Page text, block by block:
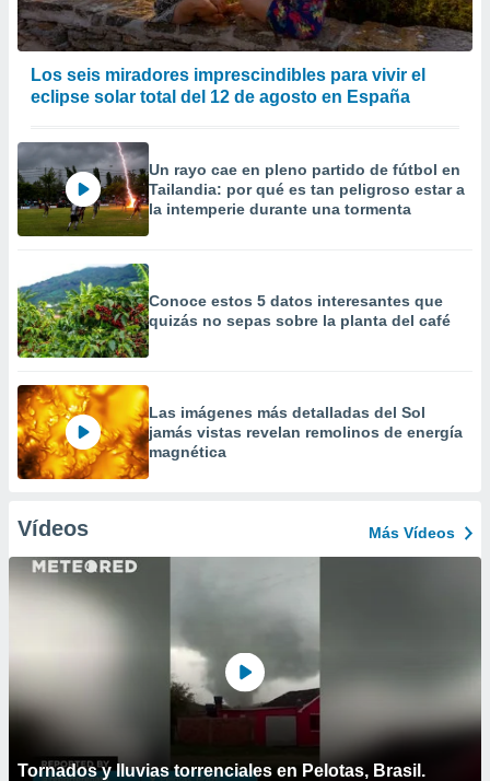
Los seis miradores imprescindibles para vivir el
eclipse solar total del 12 de agosto en España
Un rayo cae en pleno partido de fútbol en
Tailandia: por qué es tan peligroso estar a
la intemperie durante una tormenta
Conoce estos 5 datos interesantes que
quizás no sepas sobre la planta del café
Las imágenes más detalladas del Sol
jamás vistas revelan remolinos de energía
magnética
Vídeos Más Vídeos
Tornados y lluvias torrenciales en Pelotas, Brasil.